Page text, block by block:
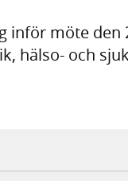
inför möte den
hälso- och